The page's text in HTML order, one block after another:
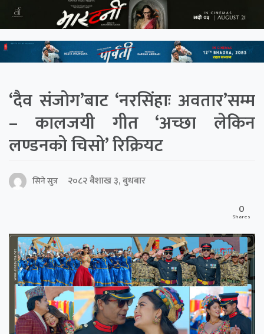
‘दैव संजोग’बाट ‘नरसिंहाः अवतार’सम्म
– कालजयी गीत ‘अच्छा लेकिन
लण्डनको चिसो’ रिक्रियट
सिने सुत्र
२०८२ बैशाख ३, बुधबार
0
Shares